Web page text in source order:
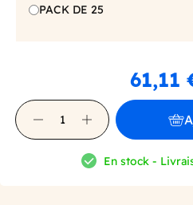
PACK DE 25
61,11
En stock -